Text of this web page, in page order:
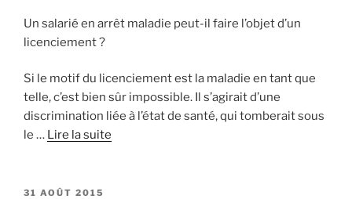
Un salarié en arrêt maladie peut-il faire l’objet d’un
licenciement ?
Si le motif du licenciement est la maladie en tant que
telle, c’est bien sûr impossible. Il s’agirait d’une
discrimination liée à l’état de santé, qui tomberait sous
le … Lire la suite
PUBLIÉ
31 AOÛT 2015